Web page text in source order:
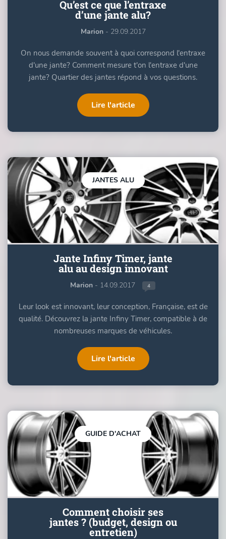
Qu’est ce que l’entraxe
d’une jante alu?
Marion - 29.09.2017
On nous demande souvent à quoi correspond l'entraxe
d'une jante? Comment mesure t'on l'entraxe d'une
jante? Quartier des jantes répond à vos questions.
Lire l'article
JANTES ALU
Jante Infiny Timer, jante
alu au design innovant
Marion - 14.09.2017 4
Leur look est innovant, leur conception, Française, est de
qualité. Découvrez la jante Infiny Timer, compatible à de
nombreuses marques de véhicules.
Lire l'article
GUIDE D'ACHAT
Comment choisir ses
jantes ? (budget, design ou
entretien)